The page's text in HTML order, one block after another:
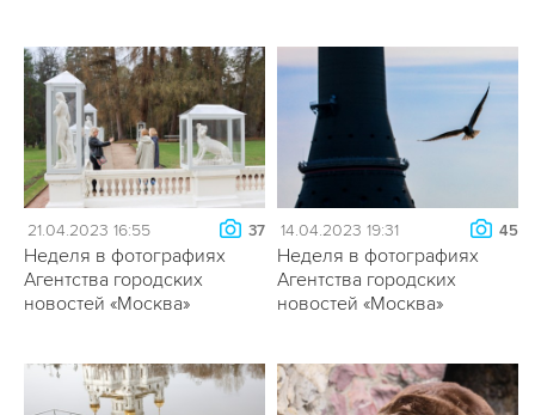
21.04.2023 16:55 37
Неделя в фотографиях
Агентства городских
новостей «Москва»
14.04.2023 19:31 45
Неделя в фотографиях
Агентства городских
новостей «Москва»